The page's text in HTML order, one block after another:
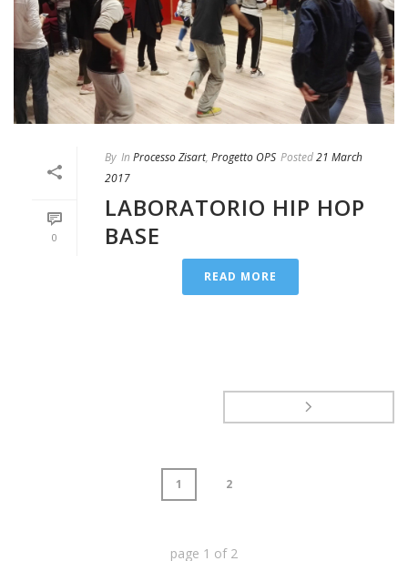
0
By In Processo Zisart, Progetto OPS Posted21 March
2017
LABORATORIO HIP HOP
BASE
READ MORE
1 2
page 1 of 2